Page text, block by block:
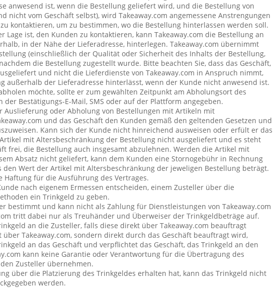
anwesend ist, wenn die Bestellung geliefert wird, und die Bestellung von
nicht vom Geschäft selbst), wird Takeaway.com angemessene Anstrengungen
kontaktieren, um zu bestimmen, wo die Bestellung hinterlassen werden soll.
Lage ist, den Kunden zu kontaktieren, kann Takeaway.com die Bestellung an
in der Nähe der Lieferadresse, hinterlegen. Takeaway.com übernimmt
(einschließlich der Qualität oder Sicherheit des Inhalts der Bestellung,
die Bestellung zugestellt wurde. Bitte beachten Sie, dass das Geschäft,
und nicht die Lieferdienste von Takeaway.com in Anspruch nimmt,
außerhalb der Lieferadresse hinterlässt, wenn der Kunde nicht anwesend ist.
möchte, sollte er zum gewählten Zeitpunkt am Abholungsort des
der Bestätigungs-E-Mail, SMS oder auf der Plattform angegeben.
Auslieferung oder Abholung von Bestellungen mit Artikeln mit
und das Geschäft den Kunden gemäß den geltenden Gesetzen und
Kann sich der Kunde nicht hinreichend ausweisen oder erfült er das
mit Altersbeschränkung der Bestellung nicht ausgeliefert und es steht
frei, die Bestellung auch insgesamt abzulehnen. Werden die Artikel mit
Absatz nicht geliefert, kann dem Kunden eine Stornogebühr in Rechnung
Wert der Artikel mit Altersbeschränkung der jeweligen Bestellung beträgt.
Haftung für die Ausführung des Vertrages.
nach eigenem Ermessen entscheiden, einem Zusteller über die
ein Trinkgeld zu geben.
bestimmt und kann nicht als Zahlung für Dienstleistungen von Takeaway.com
tritt dabei nur als Treuhänder und Überweiser der Trinkgeldbeträge auf.
an die Zusteller, falls diese direkt über Takeaway.com beauftragt
Takeaway.com, sondern direkt durch das Geschäft beauftragt wird,
an das Geschäft und verpflichtet das Geschäft, das Trinkgeld an den
kann keine Garantie oder Verantwortung für die Übertragung des
Zusteller übernehmen.
über die Platzierung des Trinkgeldes erhalten hat, kann das Trinkgeld nicht
werden.